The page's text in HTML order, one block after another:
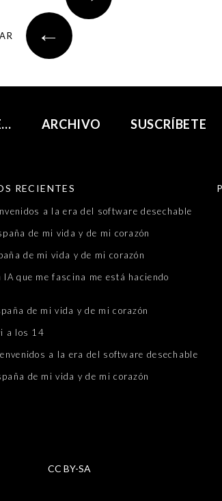
←
ARCHIVO SUSCRÍBETE
RECIENTES
a la era del software desechable
de mi vida y de mi corazón
de mi vida y de mi corazón
IA que me fascina me está haciendo
de mi vida y de mi corazón
a los 14
a la era del software desechable
de mi vida y de mi corazón
CC BY-SA